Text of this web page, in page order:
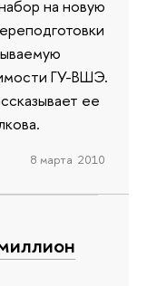
на новую
ГУ-ВШЭ.
ее
8 марта 2010